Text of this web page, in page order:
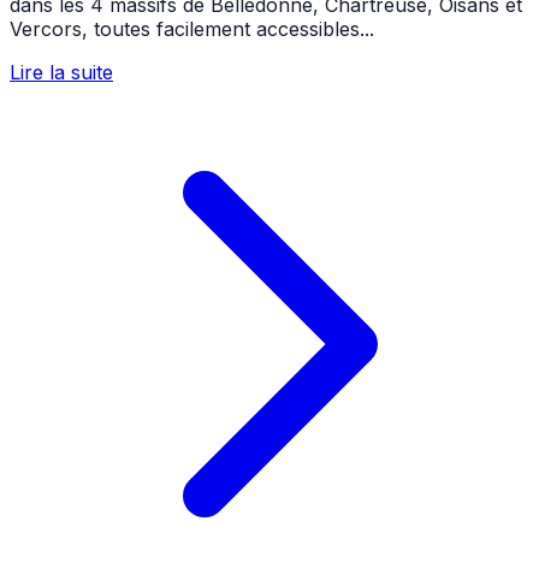
Vercors, toutes facilement accessibles...
Lire la suite